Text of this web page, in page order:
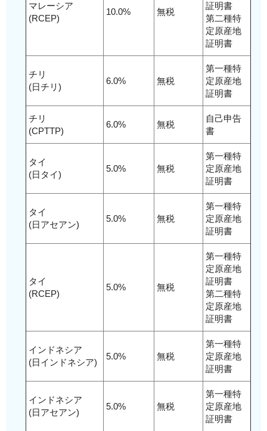
マレーシア
(RCEP)
10.0% 無税
証明書
第二種特
定原産地
証明書
チリ
(日チリ)
6.0% 無税
第一種特
定原産地
証明書
チリ
(CPTTP)
6.0% 無税
自己申告
書
タイ
(日タイ)
5.0% 無税
第一種特
定原産地
証明書
タイ
(日アセアン)
5.0% 無税
第一種特
定原産地
証明書
タイ
(RCEP)
5.0% 無税
第一種特
定原産地
証明書
第二種特
定原産地
証明書
インドネシア
(日インドネシア)
5.0% 無税
第一種特
定原産地
証明書
インドネシア
(日アセアン)
5.0% 無税
第一種特
定原産地
証明書